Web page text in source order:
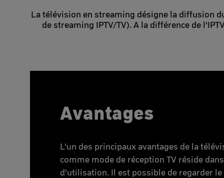
La télévision en streaming désigne la diffusion
de streaming IPTV/TV). A la différence de
Avantages
L'un des principaux avantages de la
comme mode de réception TV réside
d'utilisation. Il est possible de regarder le